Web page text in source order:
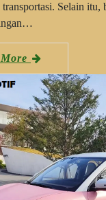
transportasi. Selain itu,